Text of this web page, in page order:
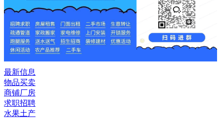
最新信息
物品买卖
商铺厂房
求职招聘
水果土产